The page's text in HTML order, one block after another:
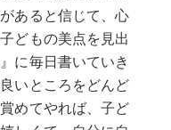
あると信じて、心
どもの美点を見出
に毎日書いていき
いところをどんど
めてやれば、子ど